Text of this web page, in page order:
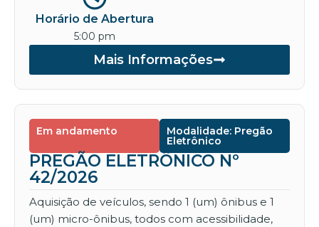
Horário de Abertura
5:00 pm
Mais Informações
Em andamento Modalidade: Pregão
Eletrônico
PREGÃO ELETRÔNICO Nº
42/2026
Aquisição de veículos, sendo 1 (um) ônibus e 1
(um) micro-ônibus, todos com acessibilidade,